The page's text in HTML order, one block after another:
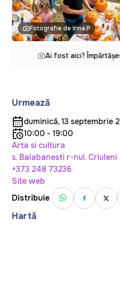
Fotografie de Irina P
Ai fost aici?
Urmează
duminică, 13 septembrie
10:00 - 19:00
Arta si cultura
s. Balabanesti r-nul. Criuleni
+373 248 73236
Site web
Distribuie
Hartă